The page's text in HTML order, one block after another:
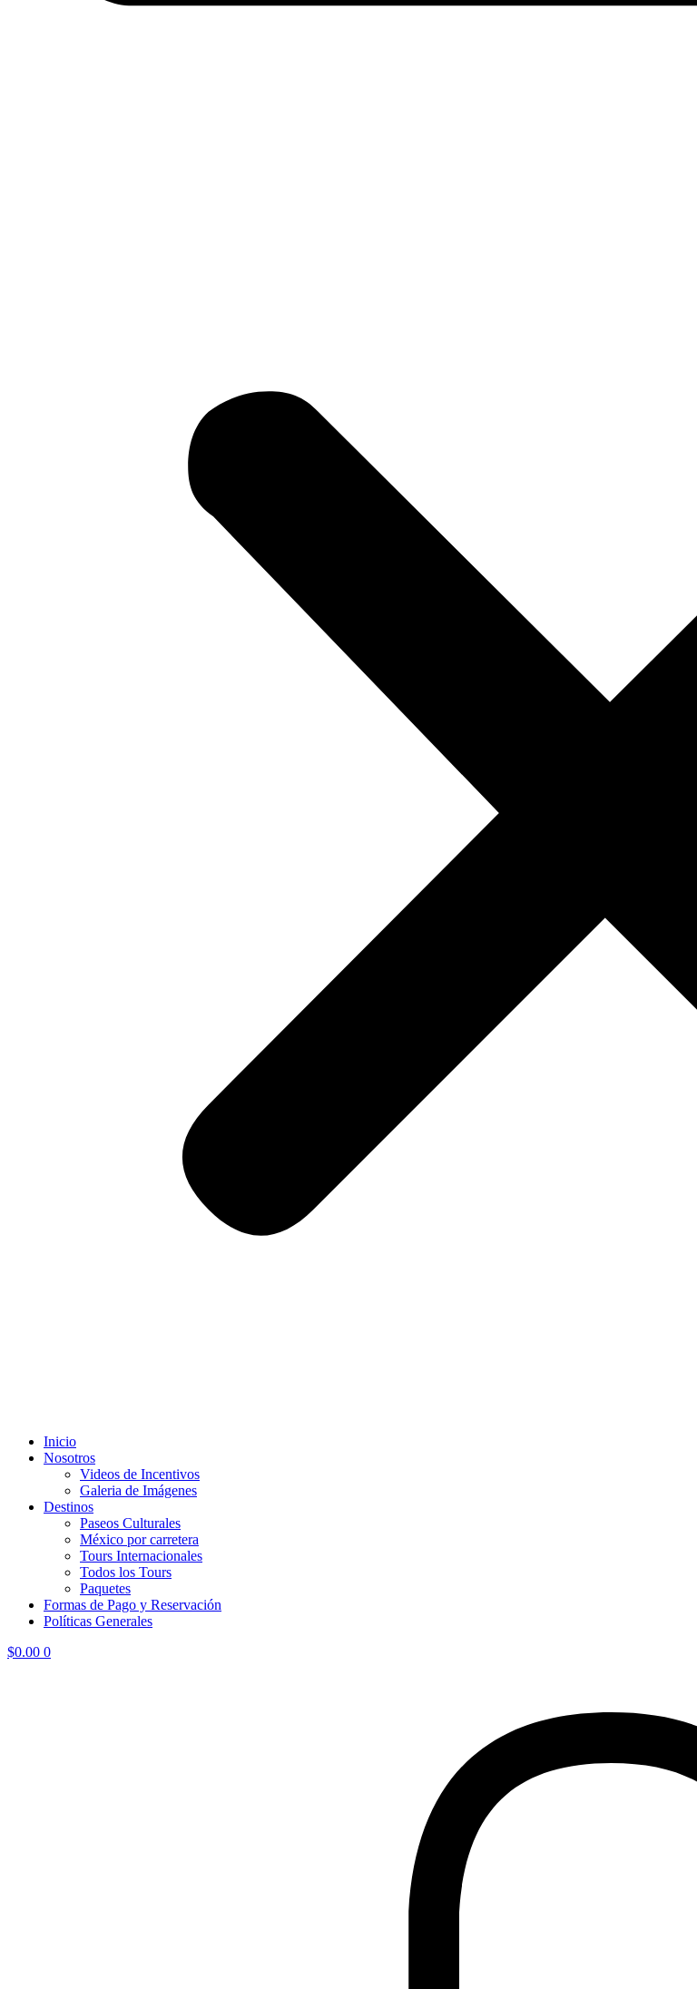
Inicio
Nosotros
Videos de Incentivos
Galeria de Imágenes
Destinos
Paseos Culturales
México por carretera
Tours Internacionales
Todos los Tours
Paquetes
Formas de Pago y Reservación
Políticas Generales
$0.00 0